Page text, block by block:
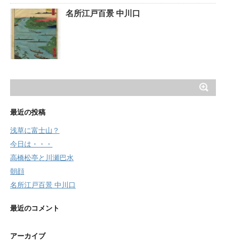
名所江戸百景 中川口
最近の投稿
浅草に富士山？
今日は・・・
高橋松亭と川瀬巴水
朝顔
名所江戸百景 中川口
最近のコメント
アーカイブ